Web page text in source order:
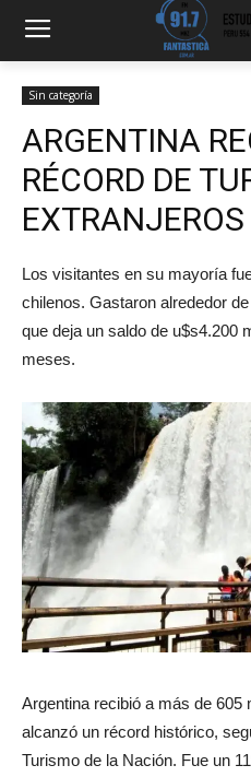
Sin categoría
ARGENTINA
RÉCORD DE
Los visitantes en su mayoría
chilenos. Gastaron alrededor
que deja un saldo de u$s4.200
meses.
Argentina recibió a más de 605
alcanzó un récord histórico,
Turismo de la Nación. Fue un